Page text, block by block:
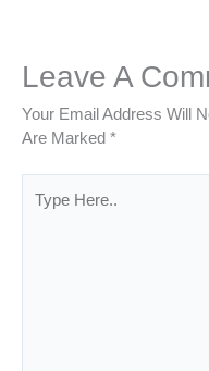
Leave A
Your Email Address Will
Are Marked *
Here..